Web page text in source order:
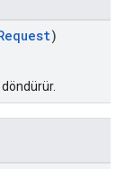
)